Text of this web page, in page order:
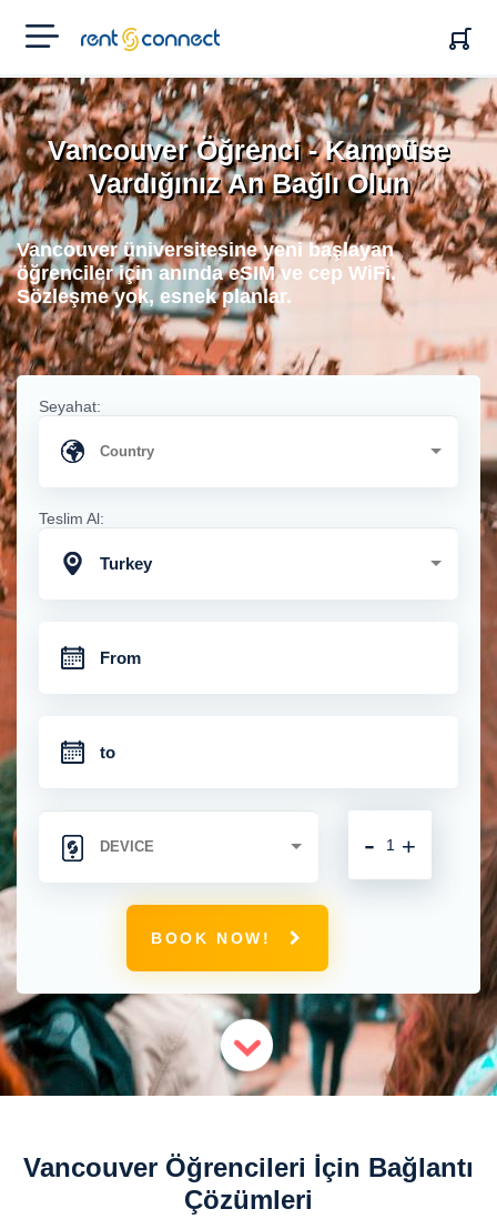
RENT'N
CONNECT
Vancouver Öğrenci - Kampüse
Vardığınız An Bağlı Olun
Vancouver üniversitesine yeni başlayan
öğrenciler için anında eSIM ve cep WiFi.
Sözleşme yok, esnek planlar.
Seyahat:
Teslim Al:
Turkey
+
-
BOOK NOW!
Vancouver Öğrencileri İçin Bağlantı
Çözümleri